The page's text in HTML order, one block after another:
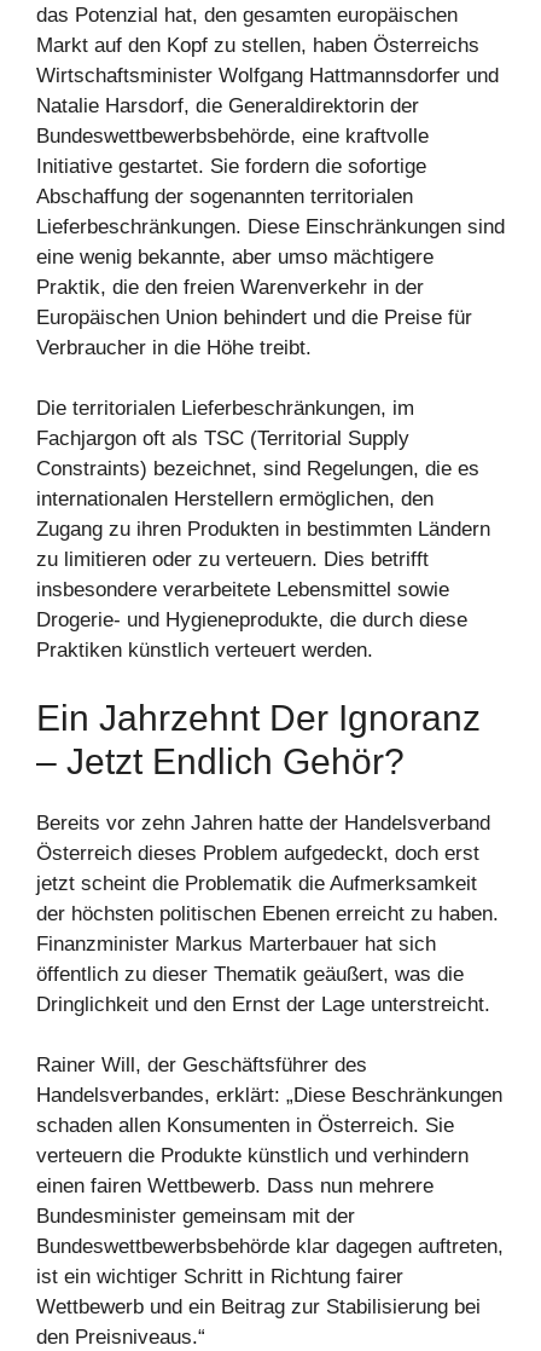
das Potenzial hat, den gesamten europäischen
Markt auf den Kopf zu stellen, haben Österreichs
Wirtschaftsminister Wolfgang Hattmannsdorfer und
Natalie Harsdorf, die Generaldirektorin der
Bundeswettbewerbsbehörde, eine kraftvolle
Initiative gestartet. Sie fordern die sofortige
Abschaffung der sogenannten territorialen
Lieferbeschränkungen. Diese Einschränkungen sind
eine wenig bekannte, aber umso mächtigere
Praktik, die den freien Warenverkehr in der
Europäischen Union behindert und die Preise für
Verbraucher in die Höhe treibt.
Die territorialen Lieferbeschränkungen, im
Fachjargon oft als TSC (Territorial Supply
Constraints) bezeichnet, sind Regelungen, die es
internationalen Herstellern ermöglichen, den
Zugang zu ihren Produkten in bestimmten Ländern
zu limitieren oder zu verteuern. Dies betrifft
insbesondere verarbeitete Lebensmittel sowie
Drogerie- und Hygieneprodukte, die durch diese
Praktiken künstlich verteuert werden.
Ein Jahrzehnt Der Ignoranz
– Jetzt Endlich Gehör?
Bereits vor zehn Jahren hatte der Handelsverband
Österreich dieses Problem aufgedeckt, doch erst
jetzt scheint die Problematik die Aufmerksamkeit
der höchsten politischen Ebenen erreicht zu haben.
Finanzminister Markus Marterbauer hat sich
öffentlich zu dieser Thematik geäußert, was die
Dringlichkeit und den Ernst der Lage unterstreicht.
Rainer Will, der Geschäftsführer des
Handelsverbandes, erklärt: „Diese Beschränkungen
schaden allen Konsumenten in Österreich. Sie
verteuern die Produkte künstlich und verhindern
einen fairen Wettbewerb. Dass nun mehrere
Bundesminister gemeinsam mit der
Bundeswettbewerbsbehörde klar dagegen auftreten,
ist ein wichtiger Schritt in Richtung fairer
Wettbewerb und ein Beitrag zur Stabilisierung bei
den Preisniveaus.“